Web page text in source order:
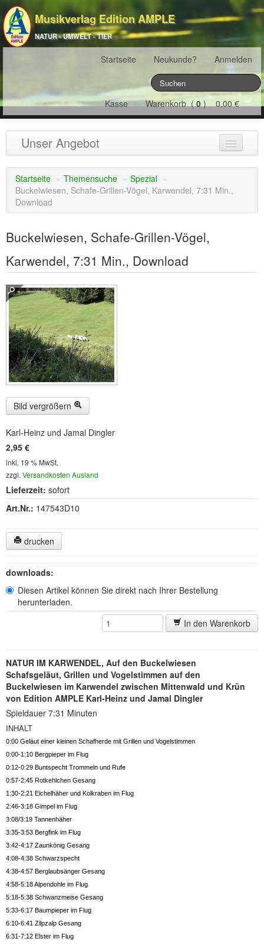
Musikverlag Edition AMPLE
NATUR - UMWELT - TIER
Startseite Neukunde? Anmelden
Kasse Warenkorb (0) 0,00 €
Unser Angebot
NATURJAHR(12)
ÖSTERREICH(22)
FRANKREICH(19)
SCHWEIZ(16)
Buckelwiesen und Karwendelgebirge(22)
Serie ENTSPANNUNG NATUR
CDs
SOFORT HERUNTERLADEN
CD-ROM-MP3/DVD-ROM-MP3
Spezial, Buch(28)
Engl./Franz. Produkte
Themensuche
Soundarchiv
Startseite » Themensuche » Spezial »
Buckelwiesen, Schafe-Grillen-Vögel, Karwendel, 7:31 Min.,
Download
Buckelwiesen, Schafe-Grillen-Vögel,
Karwendel, 7:31 Min., Download
Bild vergrößern
Karl-Heinz und Jamal Dingler
2,95 €
inkl. 19 % MwSt.
zzgl. Versandkosten Ausland
Lieferzeit: sofort
Art.Nr.: 147543D10
drucken
downloads:
Diesen Artikel können Sie direkt nach Ihrer Bestellung
herunterladen.
In den Warenkorb
NATUR IM KARWENDEL, Auf den Buckelwiesen
Schafsgeläut, Grillen und Vogelstimmen auf den
Buckelwiesen im Karwendel zwischen Mittenwald und Krün
von Edition AMPLE Karl-Heinz und Jamal Dingler
Spieldauer 7:31 Minuten
INHALT
0:00 Geläut einer kleinen Schafherde mit Grillen und Vogelstimmen
0:00-1:10 Bergpieper im Flug
0:12-0:29 Buntspecht Trommeln und Rufe
0:57-2:45 Rotkehlchen Gesang
1:30-2:21 Eichelhäher und Kolkraben im Flug
2:46-3:18 Gimpel im Flug
3:08/3:19 Tannenhäher
3:35-3:53 Bergfink im Flug
3:42-4:17 Zaunkönig Gesang
4:08-4:38 Schwarzspecht
4:38-4:57 Berglaubsänger Gesang
4:58-5:18 Alpendohle im Flug
5:18-5:38 Schwanzmeise Gesang
5:33-6:17 Baumpieper im Flug
6:10-6:41 Zilpzalp Gesang
6:31-7:12 Elster im Flug